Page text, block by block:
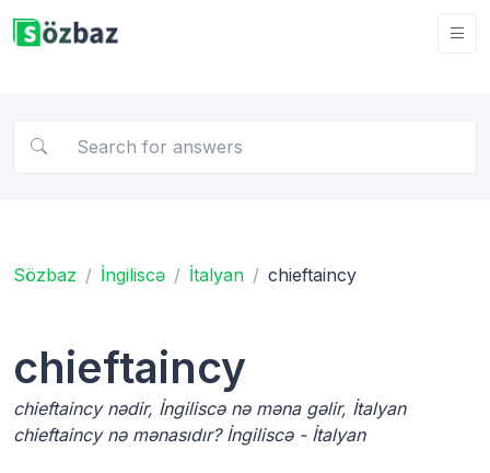
Sözbaz İngiliscə İtalyan chieftaincy
chieftaincy
chieftaincy nədir, İngiliscə nə məna gəlir, İtalyan
chieftaincy nə mənasıdır? İngiliscə - İtalyan